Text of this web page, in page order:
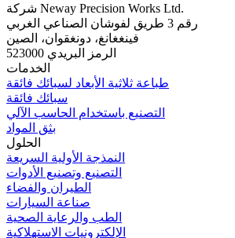
شركة Neway Precision Works Ltd.
رقم 3 طريق لفوشان الصناعي الغربي
فينغغانغ، دونغقوان، الصين
الرمز البريدي 523000
الخدمات
طباعة ثلاثية الأبعاد لسبائك فائقة
سبائك فائقة
التصنيع باستخدام الحاسب الآلي
بثق المواد
الحلول
النمذجة الأولية السريعة
التصنيع وتصنيع الأدوات
الطيران والفضاء
صناعة السيارات
الطب والرعاية الصحية
الإلكترونيات الاستهلاكية